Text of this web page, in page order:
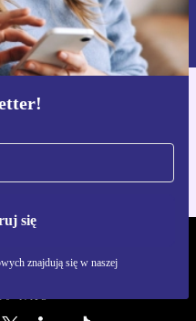
się
znajdują się w naszej
osobowych znajdują się w
refurbed
NAS